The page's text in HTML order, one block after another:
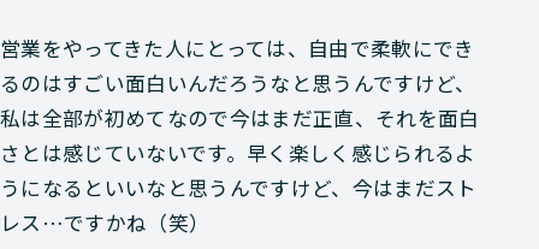
営業をやってきた人にとっては、自由で柔軟にでき
るのはすごい面白いんだろうなと思うんですけど、
私は全部が初めてなので今はまだ正直、それを面白
さとは感じていないです。早く楽しく感じられるよ
うになるといいなと思うんですけど、今はまだスト
レス…ですかね（笑）